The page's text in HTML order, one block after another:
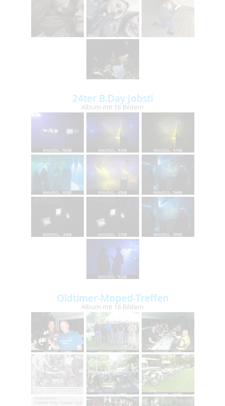
24ter B.Day Jobsti
Album mit 16 Bildern
Oldtimer-Moped-Treffen
Album mit 16 Bildern